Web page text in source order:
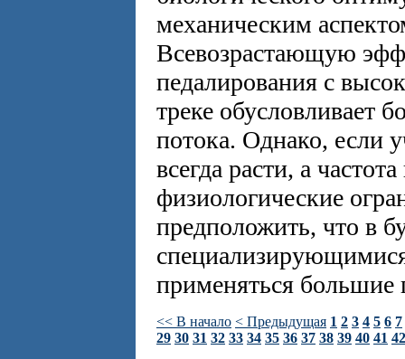
механическим
Всевозрастающую
педалирования с
треке обусловливает
потока. Однако, если
всегда расти, а
физиологические
предположить, что в
применяться
<< В начало < Предыдущая 1 2 3 4 5 6 7
29 30 31 32 33 34 35 36 37 38 39 40 41 42